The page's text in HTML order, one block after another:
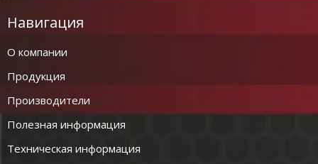
Навигация
О компании
Продукция
Производители
Полезная информация
Техническая информация